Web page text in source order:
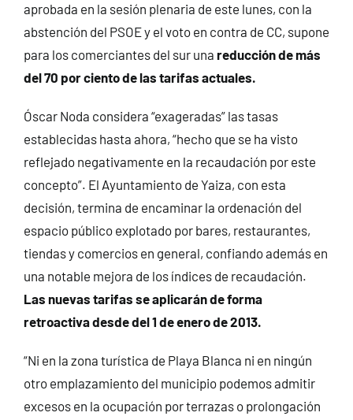
aprobada en la sesión plenaria de este lunes, con la
abstención del PSOE y el voto en contra de CC, supone
para los comerciantes del sur una reducción de más
del 70 por ciento de las tarifas actuales.
Óscar Noda considera “exageradas” las tasas
establecidas hasta ahora, “hecho que se ha visto
reflejado negativamente en la recaudación por este
concepto”. El Ayuntamiento de Yaiza, con esta
decisión, termina de encaminar la ordenación del
espacio público explotado por bares, restaurantes,
tiendas y comercios en general, confiando además en
una notable mejora de los índices de recaudación.
Las nuevas tarifas se aplicarán de forma
retroactiva desde del 1 de enero de 2013.
“Ni en la zona turística de Playa Blanca ni en ningún
otro emplazamiento del municipio podemos admitir
excesos en la ocupación por terrazas o prolongación